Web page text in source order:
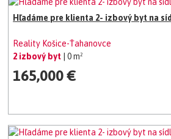
Hľadáme pre klienta 2- izbový byt na
Reality Košice-Ťahanovce
2 izbový byt
| 0 m²
165,000 €